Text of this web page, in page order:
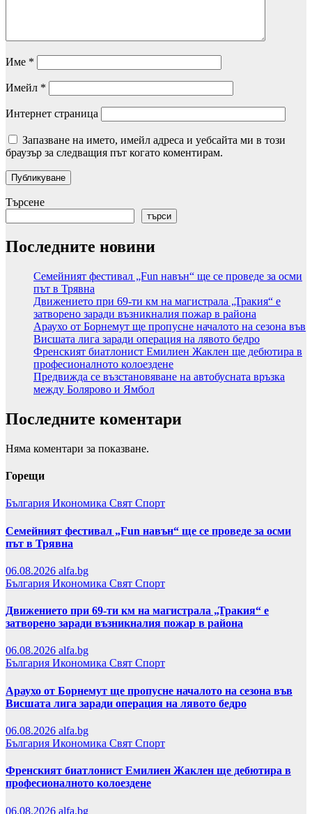
Име *
Имейл *
Интернет страница
Запазване на името, имейл адреса и уебсайта ми в този
браузър за следващия път когато коментирам.
Търсене
търси
Последните новини
Семейният фестивал „Fun навън“ ще се проведе за осми
път в Трявна
Движението при 69-ти км на магистрала „Тракия“ е
затворено заради възникналия пожар в района
Араухо от Борнемут ще пропусне началото на сезона във
Висшата лига заради операция на лявото бедро
Френският биатлонист Емилиен Жаклен ще дебютира в
професионалното колоездене
Предвижда се възстановяване на автобусната връзка
между Болярово и Ямбол
Последните коментари
Няма коментари за показване.
Горещи
България Икономика Свят Спорт
Семейният фестивал „Fun навън“ ще се проведе за осми
път в Трявна
06.08.2026 alfa.bg
България Икономика Свят Спорт
Движението при 69-ти км на магистрала „Тракия“ е
затворено заради възникналия пожар в района
06.08.2026 alfa.bg
България Икономика Свят Спорт
Араухо от Борнемут ще пропусне началото на сезона във
Висшата лига заради операция на лявото бедро
06.08.2026 alfa.bg
България Икономика Свят Спорт
Френският биатлонист Емилиен Жаклен ще дебютира в
професионалното колоездене
06.08.2026 alfa.bg